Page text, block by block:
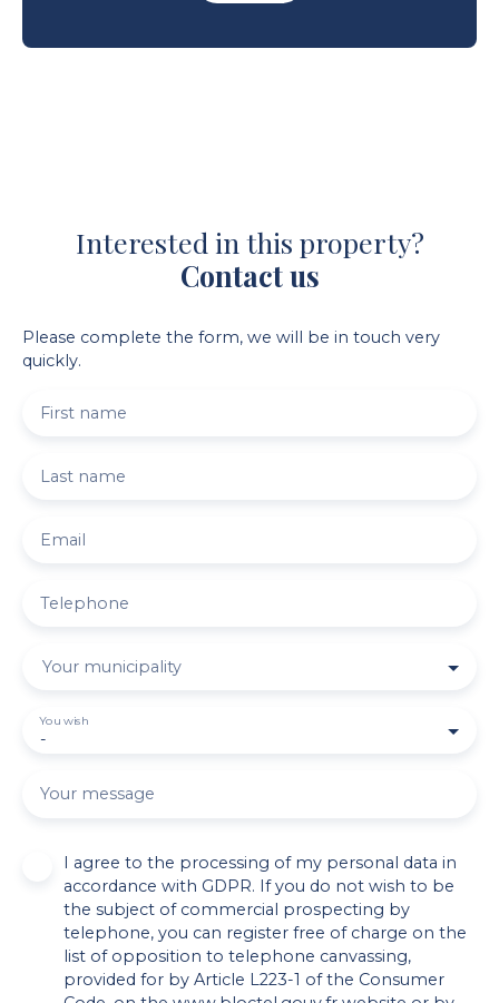
Interested in this property?
Contact us
Please complete the form, we will be in touch very
quickly.
First name
Last name
Email
Telephone
Your municipality
-
You wish
Your message
I agree to the processing of my personal data in
accordance with GDPR. If you do not wish to be
the subject of commercial prospecting by
telephone, you can register free of charge on the
list of opposition to telephone canvassing,
provided for by Article L223-1 of the Consumer